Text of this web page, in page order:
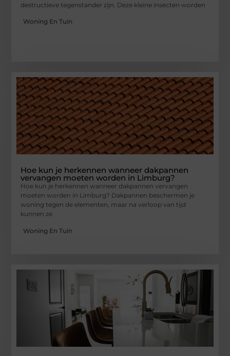
destructieve tegenstander zijn. Deze kleine insecten worden
Woning En Tuin
Hoe kun je herkennen wanneer dakpannen
vervangen moeten worden in Limburg?
Hoe kun je herkennen wanneer dakpannen vervangen
moeten worden in Limburg? Dakpannen beschermen je
woning tegen de elementen, maar na verloop van tijd
kunnen ze
Woning En Tuin